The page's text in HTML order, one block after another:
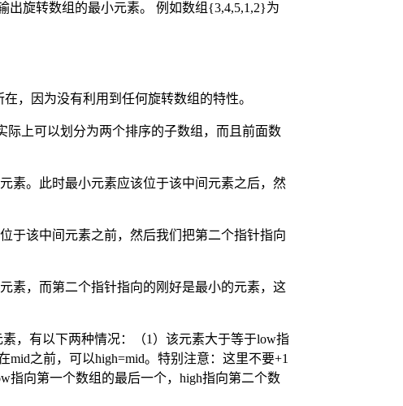
旋转数组的最小元素。 例如数组{3,4,5,1,2}为
，因为没有利用到任何旋转数组的特性。
上可以划分为两个排序的子数组，而且前面数
素。此时最小元素应该位于该中间元素之后，然
于该中间元素之前，然后我们把第二个指针指向
素，而第二个指针指向的刚好是最小的元素，这
，有以下两种情况：（1）该元素大于等于low指
之前，可以high=mid。特别注意：这里不要+1
指向第一个数组的最后一个，high指向第二个数